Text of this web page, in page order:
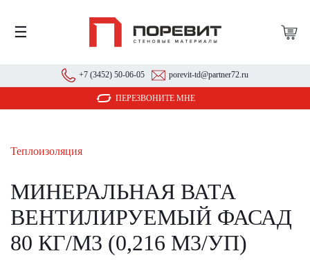
☰
+7 (3452) 50-06-05 porevit-td@partner72.ru
ПЕРЕЗВОНИТЕ МНЕ
Теплоизоляция
МИНЕРАЛЬНАЯ ВАТА
ВЕНТИЛИРУЕМЫЙ ФАСАД
80 КГ/М3 (0,216 М3/УП)